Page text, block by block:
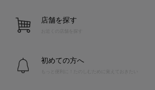
店舗を探す
お近くの店舗を探す
初めての方へ